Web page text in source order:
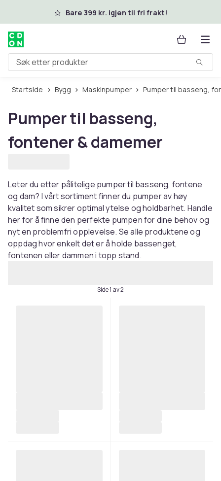
Hopp til hovedinnholdBare 399 kr. igjen til fri frakt!
Søk etter produkter
Startside Bygg Maskinpumper Pumper til basseng,
Pumper til basseng,
fontener & damemer
Leter du etter pålitelige pumper til basseng, fontene
og dam? I vårt sortiment finner du pumper av høy
kvalitet som sikrer optimal ytelse og holdbarhet. Handle
her for å finne den perfekte pumpen for dine behov og
nyt en problemfri opplevelse. Se alle produktene og
oppdag hvor enkelt det er å holde bassenget,
fontenen eller dammen i topp stand.
Side 1 av 2